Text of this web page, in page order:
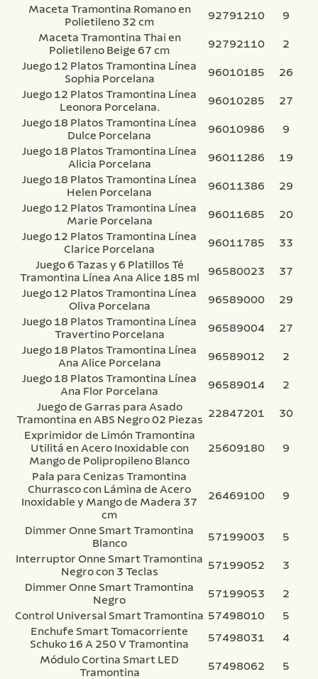
Maceta Tramontina Romano en
Polietileno 32 cm
92791210
9
Maceta Tramontina Thai en
Polietileno Beige 67 cm
92792110
2
Juego 12 Platos Tramontina Línea
Sophia Porcelana
96010185
26
Juego 12 Platos Tramontina Línea
Leonora Porcelana.
96010285
27
Juego 18 Platos Tramontina Línea
Dulce Porcelana
96010986
9
Juego 18 Platos Tramontina Línea
Alicia Porcelana
96011286
19
Juego 18 Platos Tramontina Línea
Helen Porcelana
96011386
29
Juego 12 Platos Tramontina Línea
Marie Porcelana
96011685
20
Juego 12 Platos Tramontina Línea
Clarice Porcelana
96011785
33
Juego 6 Tazas y 6 Platillos Té
Tramontina Línea Ana Alice 185 ml
96580023
37
Juego 12 Platos Tramontina Línea
Oliva Porcelana
96589000
29
Juego 18 Platos Tramontina Línea
Travertino Porcelana
96589004
27
Juego 18 Platos Tramontina Línea
Ana Alice Porcelana
96589012
2
Juego 18 Platos Tramontina Línea
Ana Flor Porcelana
96589014
2
Juego de Garras para Asado
Tramontina en ABS Negro 02 Piezas
22847201
30
Exprimidor de Limón Tramontina
Utilitá en Acero Inoxidable con
Mango de Polipropileno Blanco
25609180 9
Pala para Cenizas Tramontina
Churrasco con Lámina de Acero
Inoxidable y Mango de Madera 37
cm
26469100 9
Dimmer Onne Smart Tramontina
Blanco
57199003
5
Interruptor Onne Smart Tramontina
Negro con 3 Teclas
57199052
3
Dimmer Onne Smart Tramontina
Negro
57199053
2
Control Universal Smart Tramontina 57498010
5
Enchufe Smart Tomacorriente
Schuko 16 A 250 V Tramontina
57498031
4
Módulo Cortina Smart LED
Tramontina
57498062
5